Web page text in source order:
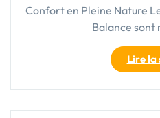
Confort en Pleine Nature
Balance sont
Lire la